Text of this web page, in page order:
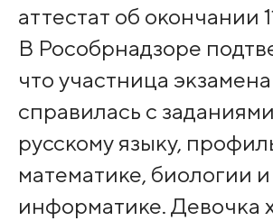
аттестат об окончании
В Рособрнадзоре
что участница
справилась с
русскому языку,
математике, биологии и
информатике. Девочка